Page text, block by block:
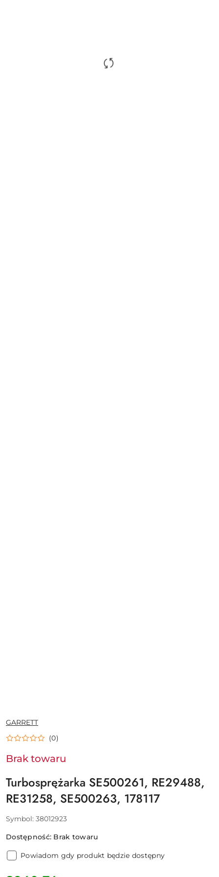
NAZWA
PRODUCENTA:
GARRETT
(0)
Brak towaru
Turbosprężarka SE500261, RE29488,
RE31258, SE500263, 178117
Symbol: 38012923
Dostępność: Brak towaru
Powiadom gdy produkt będzie dostępny